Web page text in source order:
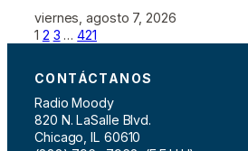
viernes, agosto 7, 2026
1 2 3 … 421
CONTÁCTANOS
Radio Moody
820 N. LaSalle Blvd.
Chicago, IL 60610